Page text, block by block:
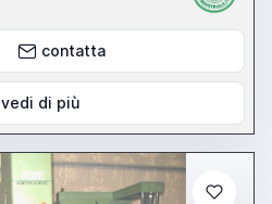
contatta
vedi di più